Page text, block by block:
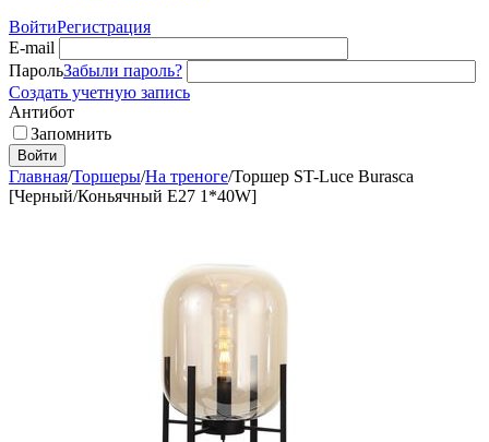
ВойтиРегистрация
E-mail
ПарольЗабыли пароль?
Создать учетную запись
Антибот
Запомнить
Войти
Главная/Торшеры/На треноге/Торшер ST-Luce Burasca
[Черный/Коньячный E27 1*40W]